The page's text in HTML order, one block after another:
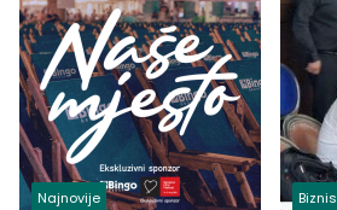
Najnovije Biznis